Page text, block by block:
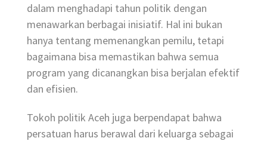
dalam menghadapi tahun politik dengan
menawarkan berbagai inisiatif. Hal ini bukan
hanya tentang memenangkan pemilu, tetapi
bagaimana bisa memastikan bahwa semua
program yang dicanangkan bisa berjalan efektif
dan efisien.
Tokoh politik Aceh juga berpendapat bahwa
persatuan harus berawal dari keluarga sebagai